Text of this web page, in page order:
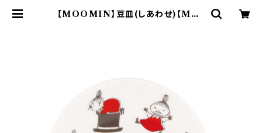
【MOOMIN】豆皿(しあわせ)【MM1